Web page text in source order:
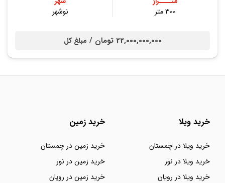
300 متر
نوشهر
22,000,000,000 تومان / مبلغ کل
خرید ویلا
خرید ویلا در چمستان
خرید ویلا در نور
خرید ویلا در رویان
خرید زمین
خرید زمین در چمستان
خرید زمین در نور
خرید زمین در رویان